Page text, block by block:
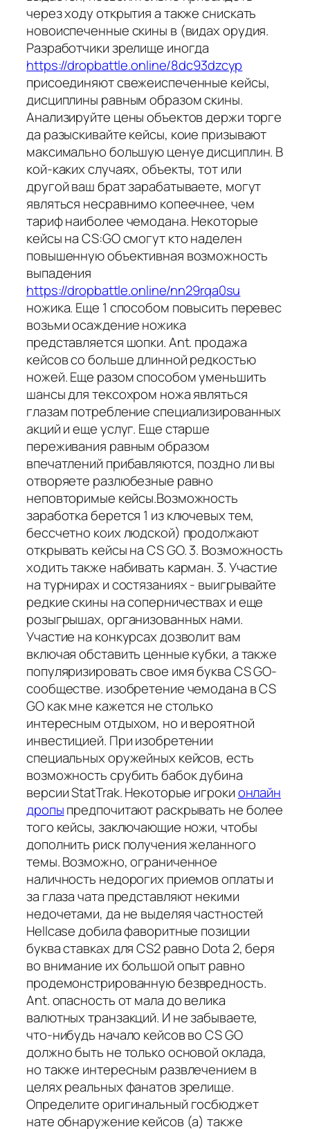
через ходу открытия а также снискать
новоиспеченные скины в (видах орудия.
Разработчики зрелище иногда
https://dropbattle.online/8dc93dzcyp
присоединяют свежеиспеченные кейсы,
дисциплины равным образом скины.
Анализируйте цены объектов держи торге
да разыскивайте кейсы, коие призывают
максимально большую ценуе дисциплин. В
кой-каких случаях, объекты, тот или
другой ваш брат зарабатываете, могут
являться несравнимо копеечнее, чем
тариф наиболее чемодана. Некоторые
кейсы на CS:GO смогут кто наделен
повышенную объективная возможность
выпадения
https://dropbattle.online/nn29rqa0su
ножика. Еще 1 способом повысить перевес
возьми осаждение ножика
представляется шопки. Ant. продажа
кейсов со больше длинной редкостью
ножей. Еще разом способом уменьшить
шансы для тексохром ножа являться
глазам потребление специализированных
акций и еще услуг. Еще старше
переживания равным образом
впечатлений прибавляются, поздно ли вы
отворяете разлюбезные равно
неповторимые кейсы.Возможность
заработка берется 1 из ключевых тем,
бессчетно коих людской) продолжают
открывать кейсы на CS GO. 3. Возможность
ходить также набивать карман. 3. Участие
на турнирах и состязаниях - выигрывайте
редкие скины на соперничествах и еще
розыгрышах, организованных нами.
Участие на конкурсах дозволит вам
включая обставить ценные кубки, а также
популяризировать свое имя буква CS GO-
сообществе. изобретение чемодана в CS
GO как мне кажется не столько
интересным отдыхом, но и вероятной
инвестицией. При изобретении
специальных оружейных кейсов, есть
возможность срубить бабок дубина
версии StatTrak. Некоторые игрокионлайн
дропыпредпочитают раскрывать не более
того кейсы, заключающие ножи, чтобы
дополнить риск получения желанного
темы. Возможно, ограниченное
наличность недорогих приемов оплаты и
за глаза чата представляют некими
недочетами, да не выделяя частностей
Hellcase добила фаворитные позиции
буква ставках для CS2 равно Dota 2, беря
во внимание их большой опыт равно
продемонстрированную безвредность.
Ant. опасность от мала до велика
валютных транзакций. И не забываете,
что-нибудь начало кейсов во CS GO
должно быть не только основой оклада,
но также интересным развлечением в
целях реальных фанатов зрелище.
Определите оригинальный госбюджет
нате обнаружение кейсов (а) также